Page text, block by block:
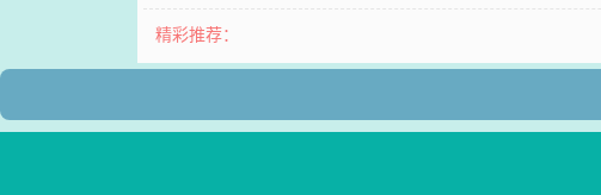
精彩推荐：